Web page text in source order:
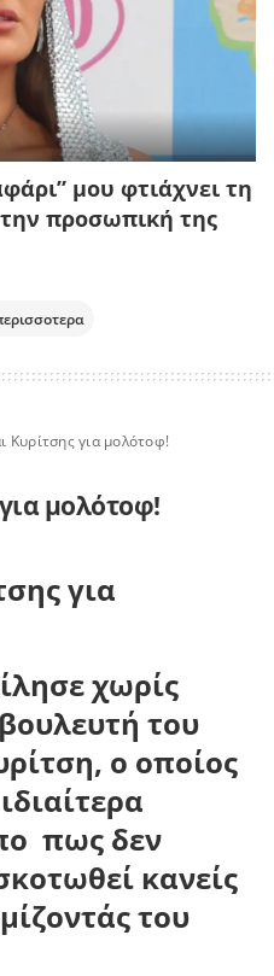
μου φτιάχνει τη
την προσωπική της
Κυρίτσης για μολότοφ!
μολότοφ!
χωρίς
του
ο οποίος
πως δεν
κανείς
του